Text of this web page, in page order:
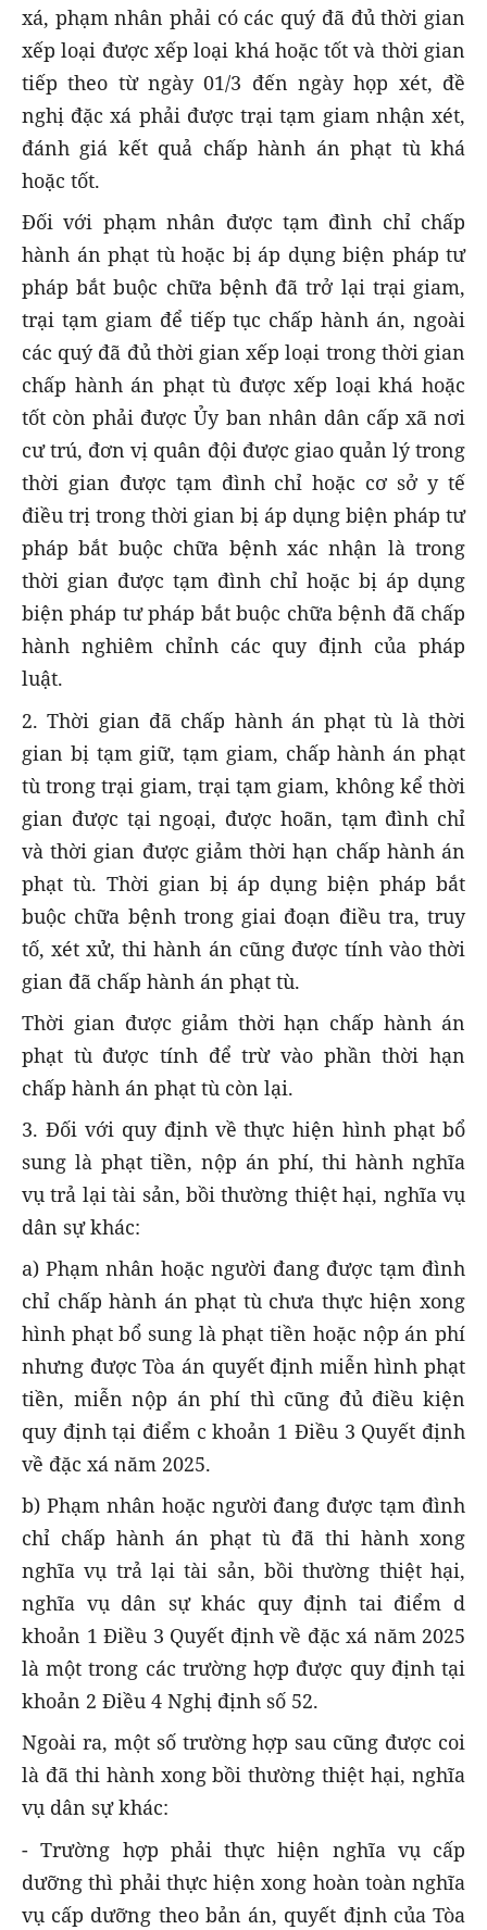
xá, phạm nhân phải có các quý đã đủ thời gian
xếp loại được xếp loại khá hoặc tốt và thời gian
tiếp theo từ ngày 01/3 đến ngày họp xét, đề
nghị đặc xá phải được trại tạm giam nhận xét,
đánh giá kết quả chấp hành án phạt tù khá
hoặc tốt.
Đối với phạm nhân được tạm đình chỉ chấp
hành án phạt tù hoặc bị áp dụng biện pháp tư
pháp bắt buộc chữa bệnh đã trở lại trại giam,
trại tạm giam để tiếp tục chấp hành án, ngoài
các quý đã đủ thời gian xếp loại trong thời gian
chấp hành án phạt tù được xếp loại khá hoặc
tốt còn phải được Ủy ban nhân dân cấp xã nơi
cư trú, đơn vị quân đội được giao quản lý trong
thời gian được tạm đình chỉ hoặc cơ sở y tế
điều trị trong thời gian bị áp dụng biện pháp tư
pháp bắt buộc chữa bệnh xác nhận là trong
thời gian được tạm đình chỉ hoặc bị áp dụng
biện pháp tư pháp bắt buộc chữa bệnh đã chấp
hành nghiêm chỉnh các quy định của pháp
luật.
2. Thời gian đã chấp hành án phạt tù là thời
gian bị tạm giữ, tạm giam, chấp hành án phạt
tù trong trại giam, trại tạm giam, không kể thời
gian được tại ngoại, được hoãn, tạm đình chỉ
và thời gian được giảm thời hạn chấp hành án
phạt tù. Thời gian bị áp dụng biện pháp bắt
buộc chữa bệnh trong giai đoạn điều tra, truy
tố, xét xử, thi hành án cũng được tính vào thời
gian đã chấp hành án phạt tù.
Thời gian được giảm thời hạn chấp hành án
phạt tù được tính để trừ vào phần thời hạn
chấp hành án phạt tù còn lại.
3. Đối với quy định về thực hiện hình phạt bổ
sung là phạt tiền, nộp án phí, thi hành nghĩa
vụ trả lại tài sản, bồi thường thiệt hại, nghĩa vụ
dân sự khác:
a) Phạm nhân hoặc người đang được tạm đình
chỉ chấp hành án phạt tù chưa thực hiện xong
hình phạt bổ sung là phạt tiền hoặc nộp án phí
nhưng được Tòa án quyết định miễn hình phạt
tiền, miễn nộp án phí thì cũng đủ điều kiện
quy định tại điểm c khoản 1 Điều 3 Quyết định
về đặc xá năm 2025.
b) Phạm nhân hoặc người đang được tạm đình
chỉ chấp hành án phạt tù đã thi hành xong
nghĩa vụ trả lại tài sản, bồi thường thiệt hại,
nghĩa vụ dân sự khác quy định tai điểm d
khoản 1 Điều 3 Quyết định về đặc xá năm 2025
là một trong các trường hợp được quy định tại
khoản 2 Điều 4 Nghị định số 52.
Ngoài ra, một số trường hợp sau cũng được coi
là đã thi hành xong bồi thường thiệt hại, nghĩa
vụ dân sự khác:
- Trường hợp phải thực hiện nghĩa vụ cấp
dưỡng thì phải thực hiện xong hoàn toàn nghĩa
vụ cấp dưỡng theo bản án, quyết định của Tòa